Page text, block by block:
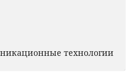
технологии